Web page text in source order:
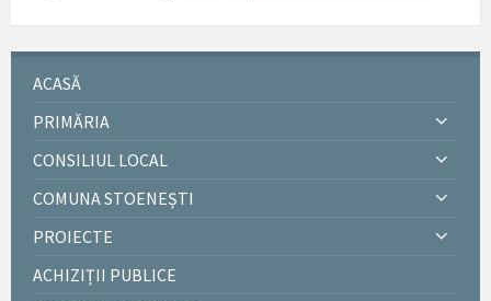
ACASĂ
PRIMĂRIA
CONSILIUL LOCAL
COMUNA STOENEȘTI
PROIECTE
ACHIZIȚII PUBLICE